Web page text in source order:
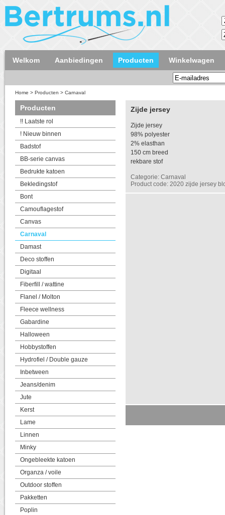
Welkom Aanbiedingen Producten Winkelwagen
Home > Producten > Carnaval
Producten
!! Laatste rol
! Nieuw binnen
Badstof
BB-serie canvas
Bedrukte katoen
Bekledingstof
Bont
Camouflagestof
Canvas
Carnaval
Damast
Deco stoffen
Digitaal
Fiberfill / wattine
Flanel / Molton
Fleece wellness
Gabardine
Halloween
Hobbystoffen
Hydrofiel / Double gauze
Inbetween
Jeans/denim
Jute
Kerst
Lame
Linnen
Minky
Ongebleekte katoen
Organza / voile
Outdoor stoffen
Pakketten
Poplin
Zijde jersey
Zijde jersey
98% polyester
2% elasthan
150 cm breed
rekbare stof
Categorie: Carnaval
Product code: 2020 zijde jersey